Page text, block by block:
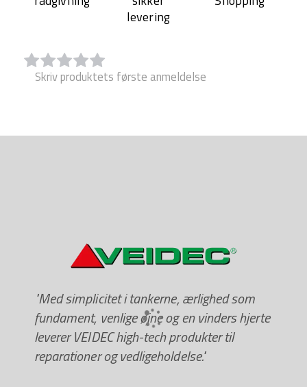
Certificeret af NSF (H1), Halal og Kosher.
levering
Skriv produktets første anmeldelse
"Med simplicitet i tankerne, ærlighed som
fundament, venlige øjne og en vinders hjerte
leverer VEIDEC high-tech produkter til
reparationer og vedligeholdelse."